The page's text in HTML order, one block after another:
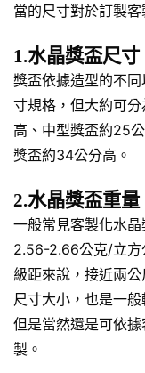
當的尺寸對於訂製
1.水晶獎盃尺寸
獎盃依據造型的不
寸規格，但大約可
高、中型獎盃約25
獎盃約34公分高。
2.水晶獎盃重量
一般常見客製化水
2.56-2.66公克/立方
級距來說，接近兩
尺寸大小，也是一
但是當然還是可依
製。